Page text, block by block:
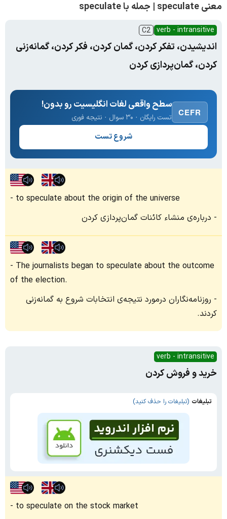
معنی speculate | جمله با speculate
verb - intransitive
C2
اندیشیدن، تفکر کردن، گمان کردن، فکر کردن، گمانه‌زنی
کردن، گمان‌پردازی کردن
CEFR
سطح واقعی لغات انگلیسیت رو بدون!
تست رایگان · ۳۰ سوال · نتیجه فوری
شروع تست
to speculate about the origin of the universe
درباره‌ی منشاء کائنات گمان‌پردازی کردن
The journalists began to speculate about the outcome
of the election.
روزنامه‌نگاران درمورد نتیجه‌ی انتخابات شروع به گمانه‌زنی
کردند.
verb - intransitive
خرید و فروش کردن
تبلیغات (تبلیغات را حذف کنید)
to speculate on the stock market